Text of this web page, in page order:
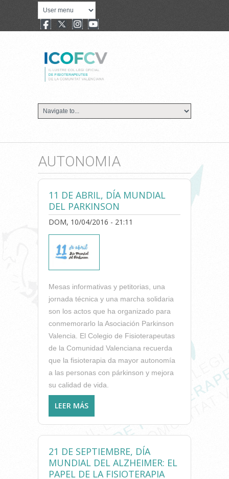
AUTONOMIA
11 DE ABRIL, DÍA MUNDIAL
DEL PARKINSON
DOM, 10/04/2016 - 21:11
Mesas informativas y petitorias, una
jornada técnica y una marcha solidaria
son los actos que ha organizado para
conmemorarlo la Asociación Parkinson
Valencia. El Colegio de Fisioterapeutas
de la Comunidad Valenciana recuerda
que la fisioterapia da mayor autonomía
a las personas con párkinson y mejora
su calidad de vida.
LEER MÁS
MUNDIAL DEL PARKINSON
21 DE SEPTIEMBRE, DÍA
MUNDIAL DEL ALZHEIMER: EL
PAPEL DE LA FISIOTERAPIA